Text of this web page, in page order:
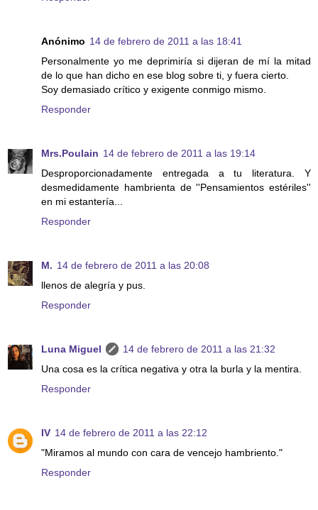
Anónimo 14 de febrero de 2011 a las 18:41
Personalmente yo me deprimiría si dijeran de mí la mitad
de lo que han dicho en ese blog sobre ti, y fuera cierto.
Soy demasiado crítico y exigente conmigo mismo.
Responder
Mrs.Poulain 14 de febrero de 2011 a las 19:14
Desproporcionadamente entregada a tu literatura. Y
desmedidamente hambrienta de ''Pensamientos estériles''
en mi estantería...
Responder
M. 14 de febrero de 2011 a las 20:08
llenos de alegría y pus.
Responder
Luna Miguel
14 de febrero de 2011 a las 21:32
Una cosa es la crítica negativa y otra la burla y la mentira.
Responder
IV 14 de febrero de 2011 a las 22:12
"Miramos al mundo con cara de vencejo hambriento."
Responder